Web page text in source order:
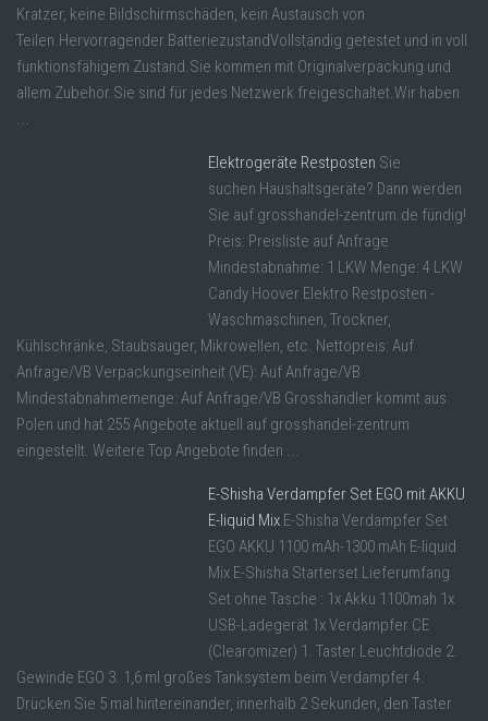
Kratzer, keine Bildschirmschäden, kein Austausch von
Teilen.Hervorragender BatteriezustandVollständig getestet und in voll
funktionsfähigem Zustand.Sie kommen mit Originalverpackung und
allem Zubehör.Sie sind für jedes Netzwerk freigeschaltet.Wir haben
...
Elektrogeräte Restposten Sie
suchen Haushaltsgeräte? Dann werden
Sie auf grosshandel-zentrum.de fündig!
Preis: Preisliste auf Anfrage
Mindestabnahme: 1 LKW Menge: 4 LKW
Candy Hoover Elektro Restposten -
Waschmaschinen, Trockner,
Kühlschränke, Staubsauger, Mikrowellen, etc. Nettopreis: Auf
Anfrage/VB Verpackungseinheit (VE): Auf Anfrage/VB
Mindestabnahmemenge: Auf Anfrage/VB Grosshändler kommt aus
Polen und hat 255 Angebote aktuell auf grosshandel-zentrum
eingestellt. Weitere Top Angebote finden ...
E-Shisha Verdampfer Set EGO mit AKKU
E-liquid Mix E-Shisha Verdampfer Set
EGO AKKU 1100 mAh-1300 mAh E-liquid
Mix E-Shisha Starterset Lieferumfang
Set ohne Tasche : 1x Akku 1100mah 1x
USB-Ladegerät 1x Verdampfer CE
(Clearomizer) 1. Taster Leuchtdiode 2.
Gewinde EGO 3. 1,6 ml großes Tanksystem beim Verdampfer 4.
Drücken Sie 5 mal hintereinander, innerhalb 2 Sekunden, den Taster